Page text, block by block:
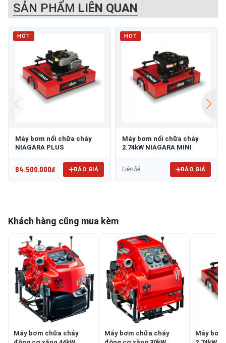
SẢN PHẨM LIÊN QUAN
HOT
Máy bơm nổi chữa cháy
NIAGARA PLUS
84.500.000đ BÁO GIÁ
HOT
Máy bơm nổi chữa cháy
2.74kW NIAGARA MINI
Liên hệ BÁO GIÁ
Khách hàng cũng mua kèm
Máy bơm chữa cháy
Máy bơm chữa cháy
Máy